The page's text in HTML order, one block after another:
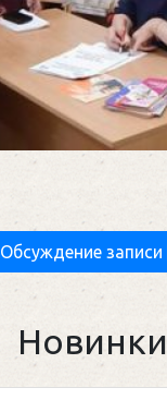
Обсуждение записи
Новинки